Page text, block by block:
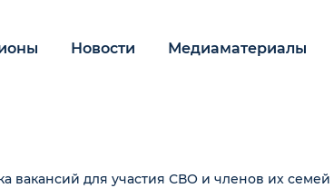
Новости Медиаматериалы
вакансий для участия СВО и членов их семей